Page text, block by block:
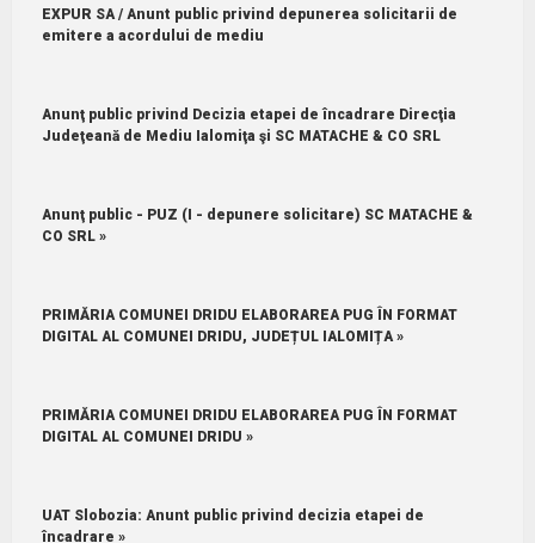
EXPUR SA / Anunt public privind depunerea solicitarii de
emitere a acordului de mediu
Anunţ public privind Decizia etapei de încadrare Direcţia
Judeţeană de Mediu Ialomiţa şi SC MATACHE & CO SRL
Anunţ public - PUZ (I - depunere solicitare) SC MATACHE &
CO SRL »
PRIMĂRIA COMUNEI DRIDU ELABORAREA PUG ÎN FORMAT
DIGITAL AL COMUNEI DRIDU, JUDEȚUL IALOMIȚA »
PRIMĂRIA COMUNEI DRIDU ELABORAREA PUG ÎN FORMAT
DIGITAL AL COMUNEI DRIDU »
UAT Slobozia: Anunt public privind decizia etapei de
încadrare »